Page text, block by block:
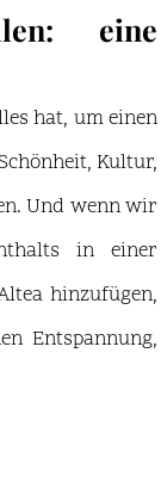
eine
hat, um einen
Kultur,
Und wenn wir
in einer
hinzufügen,
Entspannung,